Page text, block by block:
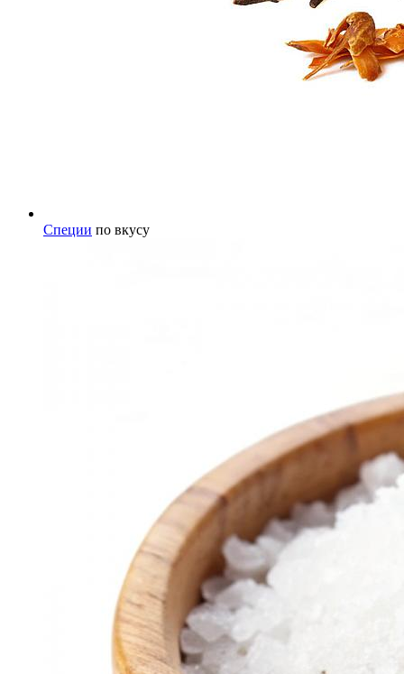
Специи по вкусу